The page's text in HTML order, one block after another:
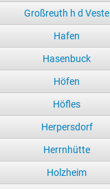
Großreuth h d Veste
Hafen
Hasenbuck
Höfen
Höfles
Herpersdorf
Herrnhütte
Holzheim